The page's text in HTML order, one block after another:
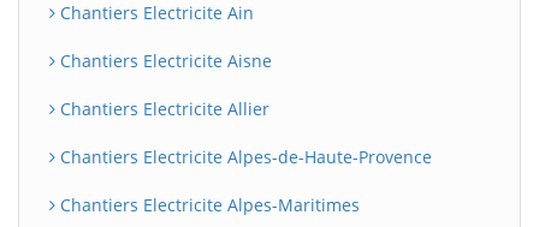
Chantiers Electricite Ain
Chantiers Electricite Aisne
Chantiers Electricite Allier
Chantiers Electricite Alpes-de-Haute-Provence
Chantiers Electricite Alpes-Maritimes